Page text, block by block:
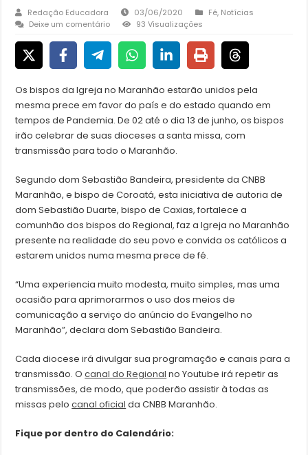
Redação Educadora 03/06/2020 Fé, Notícias
Deixe um comentário
93 Visualizações
Os bispos da Igreja no Maranhão estarão unidos pela
mesma prece em favor do país e do estado quando em
tempos de Pandemia. De 02 até o dia 13 de junho, os bispos
irão celebrar de suas dioceses a santa missa, com
transmissão para todo o Maranhão.
Segundo dom Sebastião Bandeira, presidente da CNBB
Maranhão, e bispo de Coroatá, esta iniciativa de autoria de
dom Sebastião Duarte, bispo de Caxias, fortalece a
comunhão dos bispos do Regional, faz a Igreja no Maranhão
presente na realidade do seu povo e convida os católicos a
estarem unidos numa mesma prece de fé.
“Uma experiencia muito modesta, muito simples, mas uma
ocasião para aprimorarmos o uso dos meios de
comunicação a serviço do anúncio do Evangelho no
Maranhão”, declara dom Sebastião Bandeira.
Cada diocese irá divulgar sua programação e canais para a
transmissão. Ocanal do Regional no Youtube irá repetir as
transmissões, de modo, que poderão assistir à todas as
missas pelocanal oficial da CNBB Maranhão.
Fique por dentro do Calendário: